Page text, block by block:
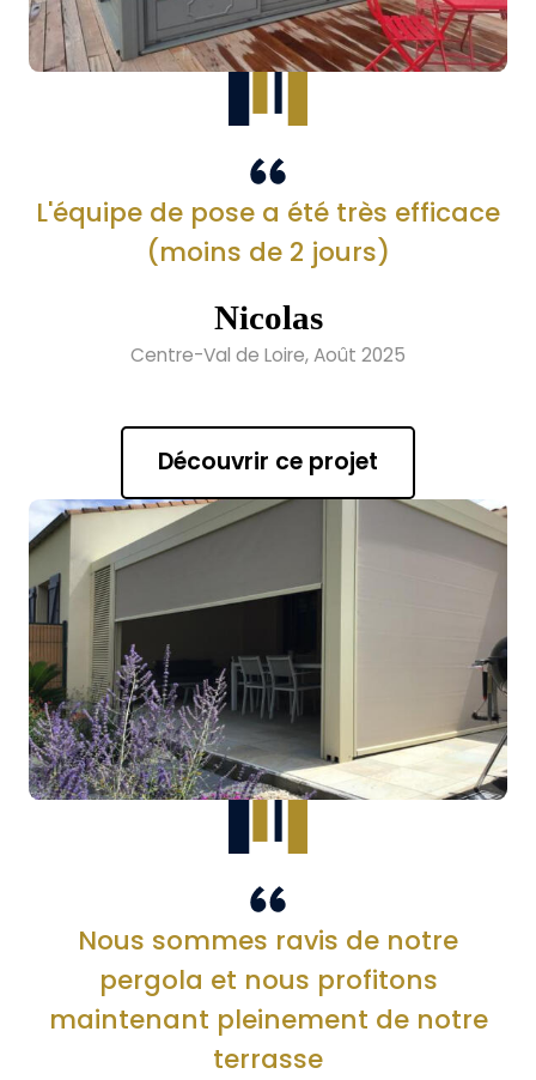
L'équipe de pose a été très efficace
(moins de 2 jours)
Nicolas
Centre-Val de Loire, Août 2025
Découvrir ce projet
Nous sommes ravis de notre
pergola et nous profitons
maintenant pleinement de notre
terrasse